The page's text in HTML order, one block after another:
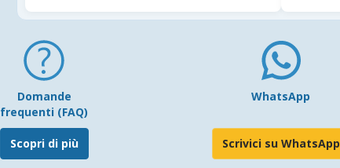
Domande
frequenti (FAQ)
Scopri di più
WhatsApp
Scrivici su WhatsApp